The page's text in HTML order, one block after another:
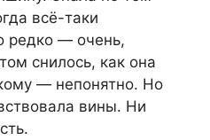
всё-таки
редко — очень,
снилось, как она
— непонятно. Но
вины. Ни